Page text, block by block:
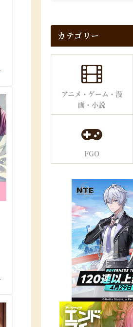
カテゴリー
アニメ・ゲーム・漫
画・小説
FGO